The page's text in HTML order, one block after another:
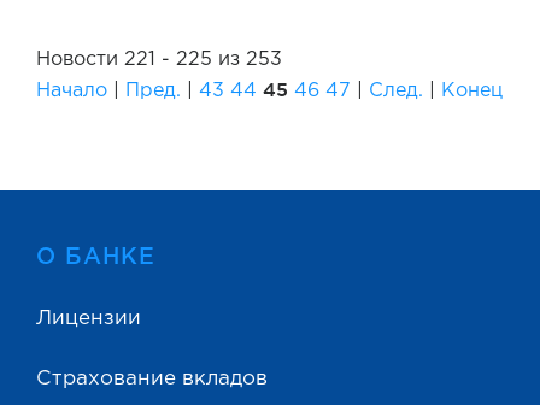
Новости 221 - 225 из 253
Начало
Пред. 43 44 45 46 47 След. Конец
О БАНКЕ
Лицензии
Страхование вкладов